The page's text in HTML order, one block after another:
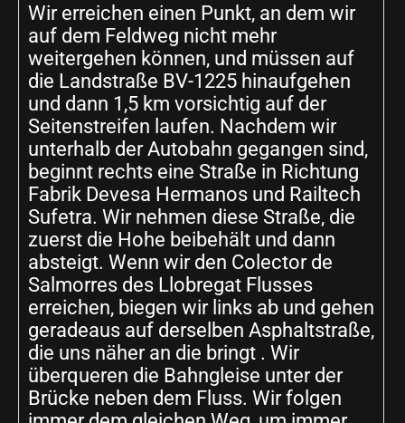
Wir erreichen einen Punkt, an dem wir
auf dem Feldweg nicht mehr
weitergehen können, und müssen auf
die Landstraße BV-1225 hinaufgehen
und dann 1,5 km vorsichtig auf der
Seitenstreifen laufen. Nachdem wir
unterhalb der Autobahn gegangen sind,
beginnt rechts eine Straße in Richtung
Fabrik Devesa Hermanos und Railtech
Sufetra. Wir nehmen diese Straße, die
zuerst die Hohe beibehält und dann
absteigt. Wenn wir den Colector de
Salmorres des Llobregat Flusses
erreichen, biegen wir links ab und gehen
geradeaus auf derselben Asphaltstraße,
die uns näher an die bringt . Wir
überqueren die Bahngleise unter der
Brücke neben dem Fluss. Wir folgen